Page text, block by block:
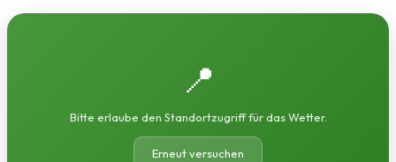
📍
Bitte erlaube den Standortzugriff für das Wetter.
Erneut versuchen